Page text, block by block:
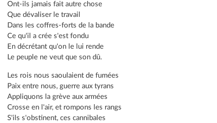
Ont-ils jamais fait autre chose
Que dévaliser le travail
Dans les coffres-forts de la bande
Ce qu'il a crée s'est fondu
En décrétant qu'on le lui rende
Le peuple ne veut que son dû.
Les rois nous saoulaient de fumées
Paix entre nous, guerre aux tyrans
Appliquons la grève aux armées
Crosse en l'air, et rompons les rangs
S'ils s'obstinent, ces cannibales